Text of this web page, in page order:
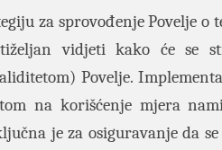
za sprovođenje Povelje
vidjeti kako će se
Povelje.
na korišćenje mjera
je za osiguravanje da